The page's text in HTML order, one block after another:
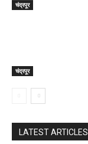
चंद्रपूर
चंद्रपूर
LATEST ARTICLES